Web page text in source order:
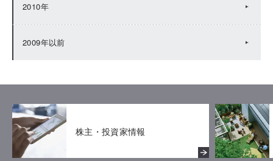
2010年
2009年以前
株主・投資家情報